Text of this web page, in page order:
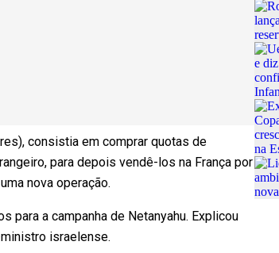
consistia em comprar quotas de
para depois vendê-los na França por
nova operação.
para a campanha de Netanyahu. Explicou
israelense.